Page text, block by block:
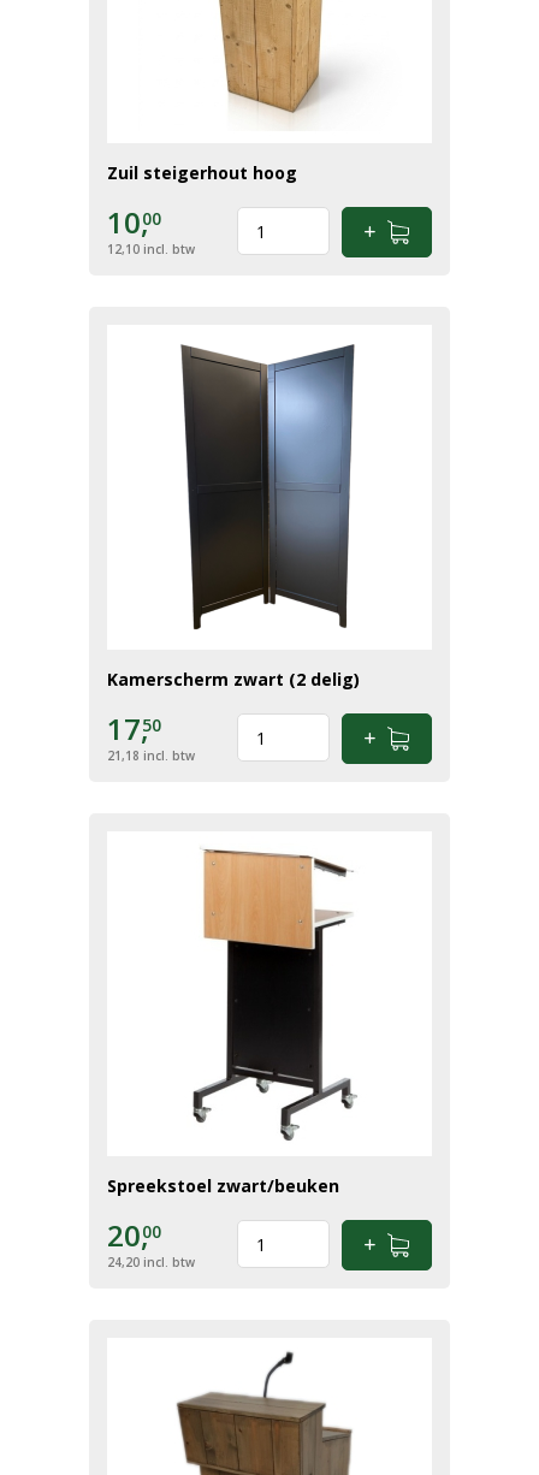
Zuil steigerhout hoog
10,00
12,10 incl. btw
Kamerscherm zwart (2 delig)
17,50
21,18 incl. btw
Spreekstoel zwart/beuken
20,00
24,20 incl. btw